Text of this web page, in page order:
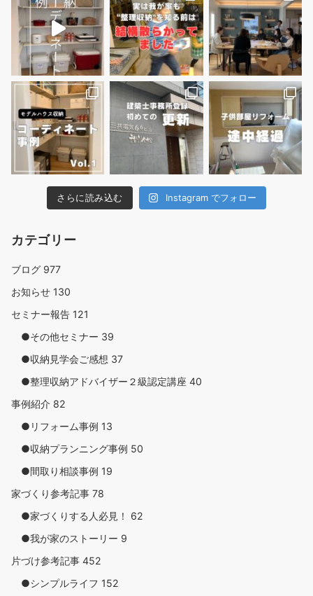
さらに読み込む Instagram でフォロー
カテゴリー
ブログ 977
お知らせ 130
セミナー報告 121
●その他セミナー 39
●収納見学会ご感想 37
●整理収納アドバイザー２級認定講座 40
事例紹介 82
●リフォーム事例 13
●収納プランニング事例 50
●間取り相談事例 19
家づくり参考記事 78
●家づくりする人必見！ 62
●我が家のストーリー 9
片づけ参考記事 452
●シンプルライフ 152